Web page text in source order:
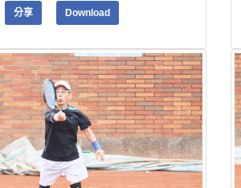
分享 Download